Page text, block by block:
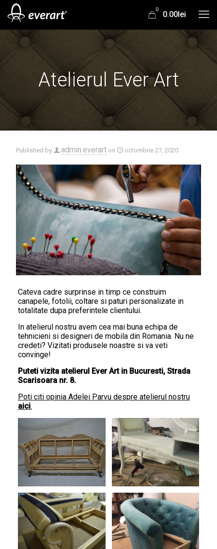
0
0.00lei
Atelierul Ever Art
Published by admin.everart on octombrie 27, 2020
Cateva cadre surprinse in timp ce construim
canapele, fotolii, coltare si paturi personalizate in
totalitate dupa preferintele clientului.
In atelierul nostru avem cea mai buna echipa de
tehnicieni si designeri de mobila din Romania. Nu ne
credeti? Vizitati produsele noastre si va veti
convinge!
Puteti vizita atelierul Ever Art in Bucuresti, Strada
Scarisoara nr. 8.
Poti citi opinia Adelei Parvu despre atelierul nostru
aici.